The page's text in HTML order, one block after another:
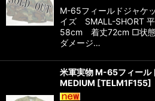
M-65フィールドジャケ
イズ SMALL-SHORT
58cm 着丈72cm □状
ダメージ…
米軍実物 M-65フィー
MEDIUM [TELM1F155]